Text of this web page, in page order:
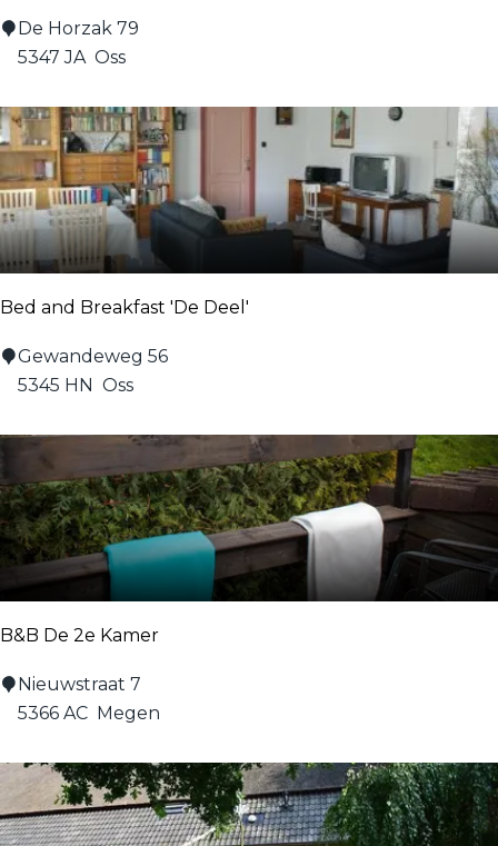
h
B
T
u
s
s
e
n
s
t
-
e
n
-
t
u
r
De Horzak 79
5347 JA Oss
Bed and Breakfast 'De Deel'
B
a
n
d
B
r
e
k
f
t
D
Gewandeweg 56
5345 HN Oss
B&B De 2e Kamer
B
D
e
2
Nieuwstraat 7
5366 AC Megen